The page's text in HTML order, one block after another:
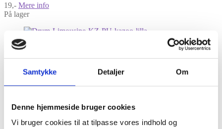
Samtykke Detaljer Om
Denne hjemmeside bruger cookies
Vi bruger cookies til at tilpasse vores indhold og
19,- Mere info
På lager
Drum Limousine Kazoo Purple KZ-PU
Drum Limousine Kazoo Grøn KZ-GR